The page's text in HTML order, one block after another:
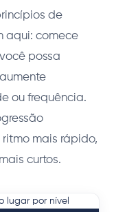
de
aqui: comece
possa
ou frequência.
mais rápido,
curtos.
lugar por nível